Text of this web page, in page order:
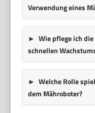
Verwendung eines
Wie pflege ich
schnellen
Welche Rolle
dem Mähroboter?